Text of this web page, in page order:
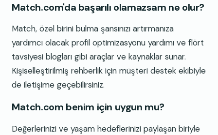
Match.com'da başarılı olamazsam ne olur?
Match, özel birini bulma şansınızı artırmanıza
yardımcı olacak profil optimizasyonu yardımı ve flört
tavsiyesi blogları gibi araçlar ve kaynaklar sunar.
Kişiselleştirilmiş rehberlik için müşteri destek ekibiyle
de iletişime geçebilirsiniz.
Match.com benim için uygun mu?
Değerlerinizi ve yaşam hedeflerinizi paylaşan biriyle